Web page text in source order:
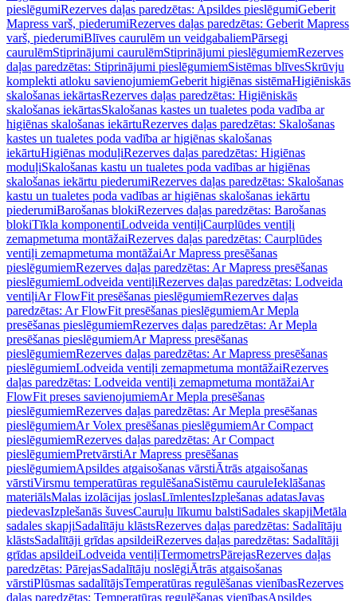
pieslēgumiRezerves daļas paredzētas: Apsildes pieslēgumiGeberit
Mapress varš, piederumiRezerves daļas paredzētas: Geberit Mapress
varš, piederumiBlīves caurulēm un veidgabaliemPārsegi
caurulēmStiprinājumi caurulēmStiprinājumi pieslēgumiemRezerves
daļas paredzētas: Stiprinājumi pieslēgumiemSistēmas blīvesSkrūvju
komplekti atloku savienojumiemGeberit higiēnas sistēmaHigiēniskās
skalošanas iekārtasRezerves daļas paredzētas: Higiēniskās
skalošanas iekārtasSkalošanas kastes un tualetes poda vadība ar
higiēnas skalošanas iekārtuRezerves daļas paredzētas: Skalošanas
kastes un tualetes poda vadība ar higiēnas skalošanas
iekārtuHigiēnas moduļiRezerves daļas paredzētas: Higiēnas
moduļiSkalošanas kastu un tualetes poda vadības ar higiēnas
skalošanas iekārtu piederumiRezerves daļas paredzētas: Skalošanas
kastu un tualetes poda vadības ar higiēnas skalošanas iekārtu
piederumiBarošanas blokiRezerves daļas paredzētas: Barošanas
blokiTīkla komponentiLodveida ventiļiCaurplūdes ventiļi
zemapmetuma montāžaiRezerves daļas paredzētas: Caurplūdes
ventiļi zemapmetuma montāžaiAr Mapress presēšanas
pieslēgumiemRezerves daļas paredzētas: Ar Mapress presēšanas
pieslēgumiemLodveida ventiļiRezerves daļas paredzētas: Lodveida
ventiļiAr FlowFit presēšanas pieslēgumiemRezerves daļas
paredzētas: Ar FlowFit presēšanas pieslēgumiemAr Mepla
presēšanas pieslēgumiemRezerves daļas paredzētas: Ar Mepla
presēšanas pieslēgumiemAr Mapress presēšanas
pieslēgumiemRezerves daļas paredzētas: Ar Mapress presēšanas
pieslēgumiemLodveida ventiļi zemapmetuma montāžaiRezerves
daļas paredzētas: Lodveida ventiļi zemapmetuma montāžaiAr
FlowFit preses savienojumiemAr Mepla presēšanas
pieslēgumiemRezerves daļas paredzētas: Ar Mepla presēšanas
pieslēgumiemAr Volex presēšanas pieslēgumiemAr Compact
pieslēgumiemRezerves daļas paredzētas: Ar Compact
pieslēgumiemPretvārstiAr Mapress presēšanas
pieslēgumiemApsildes atgaisošanas vārstiĀtrās atgaisošanas
vārstiVirsmu temperatūras regulēšanaSistēmu cauruleIeklāšanas
materiālsMalas izolācijas joslasLīmlentesIzplešanas adatasJavas
piedevasIzplešanās šuvesCauruļu līkumu balstiSadales skapjiMetāla
sadales skapjiSadalītāju klāstsRezerves daļas paredzētas: Sadalītāju
klāstsSadalītāji grīdas apsildeiRezerves daļas paredzētas: Sadalītāji
grīdas apsildeiLodveida ventiļiTermometrsPārejasRezerves daļas
paredzētas: PārejasSadalītāju noslēgiĀtrās atgaisošanas
vārstiPlūsmas sadalītājsTemperatūras regulēšanas vienībasRezerves
daļas paredzētas: Temperatūras regulēšanas vienībasApsildes